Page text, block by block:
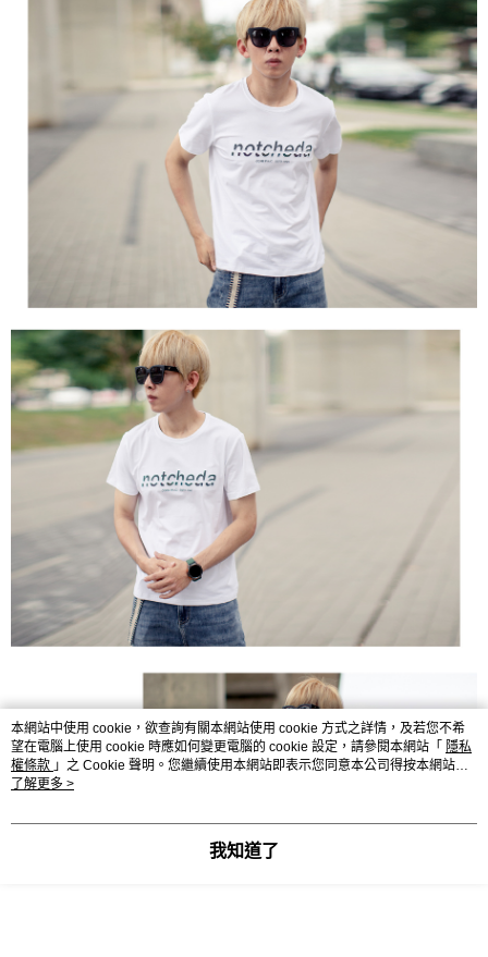
本網站中使用 cookie，欲查詢有關本網站使用 cookie 方式之詳情，及若您不希
望在電腦上使用 cookie 時應如何變更電腦的 cookie 設定，請參閱本網站「 隱私
權條款 」之 Cookie 聲明。您繼續使用本網站即表示您同意本公司得按本網站使
用條款之 Cookie 聲明使用 cookie。
了解更多 >
我知道了